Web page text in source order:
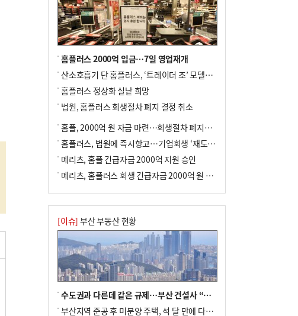
홈플러스 2000억 입금…7일 영업재개
산소호흡기 단 홈플러스, ‘트레이더 조’ 모델로 살아날까
홈플러스 정상화 실낱 희망
법원, 홈플러스 회생절차 폐지 결정 취소
홈플, 2000억 원 자금 마련…회생절차 폐지에 즉시항고(종합)
홈플러스, 법원에 즉시항고…기업회생 ‘재도전’
메리츠, 홈플 긴급자금 2000억 지원 승인
메리츠, 홈플러스 회생 긴급자금 2000억 원 지원 승인
[이슈] 부산 부동산 현황
수도권과 다른데 같은 규제…부산 건설사 “쓰러지기 직전”
부산지역 준공 후 미분양 주택, 석 달 만에 다시 3000가구 넘어서